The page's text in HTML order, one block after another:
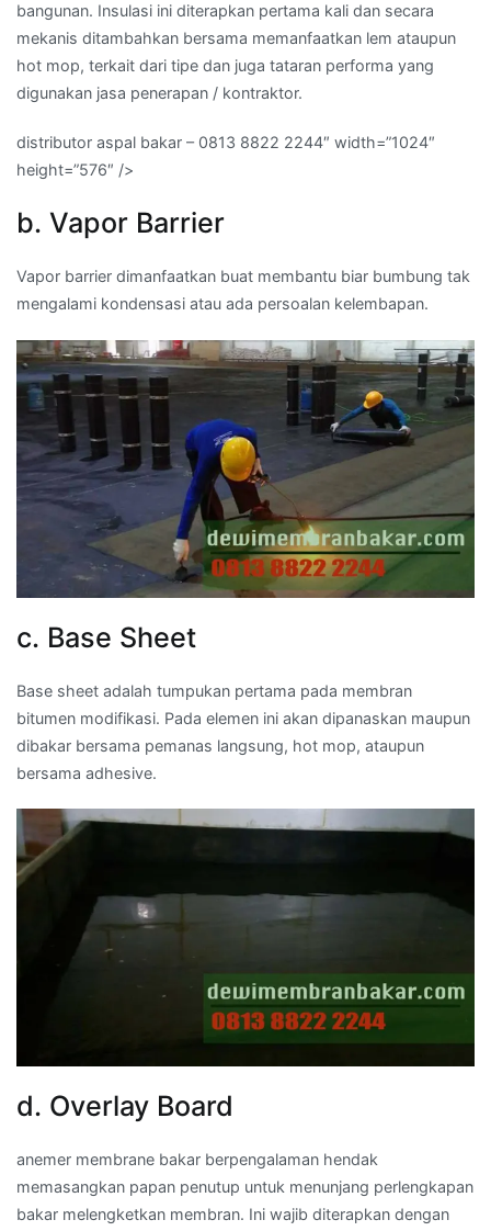
bangunan. Insulasi ini diterapkan pertama kali dan secara
mekanis ditambahkan bersama memanfaatkan lem ataupun
hot mop, terkait dari tipe dan juga tataran performa yang
digunakan jasa penerapan / kontraktor.
distributor aspal bakar – 0813 8822 2244″ width=”1024″
height=”576″ />
b. Vapor Barrier
Vapor barrier dimanfaatkan buat membantu biar bumbung tak
mengalami kondensasi atau ada persoalan kelembapan.
c. Base Sheet
Base sheet adalah tumpukan pertama pada membran
bitumen modifikasi. Pada elemen ini akan dipanaskan maupun
dibakar bersama pemanas langsung, hot mop, ataupun
bersama adhesive.
d. Overlay Board
anemer membrane bakar berpengalaman hendak
memasangkan papan penutup untuk menunjang perlengkapan
bakar melengketkan membran. Ini wajib diterapkan dengan